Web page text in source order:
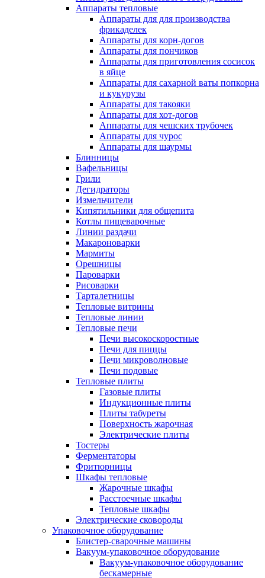
Аппараты тепловые
Аппараты для для производства
фрикаделек
Аппараты для корн-догов
Аппараты для пончиков
Аппараты для приготовления сосисок
в яйце
Аппараты для сахарной ваты попкорна
и кукурузы
Аппараты для такояки
Аппараты для хот-догов
Аппараты для чешских трубочек
Аппараты для чурос
Аппараты для шаурмы
Блинницы
Вафельницы
Грили
Дегидраторы
Измельчители
Кипятильники для общепита
Котлы пищеварочные
Линии раздачи
Макароноварки
Мармиты
Орешницы
Пароварки
Рисоварки
Тарталетницы
Тепловые витрины
Тепловые линии
Тепловые печи
Печи высокоскоростные
Печи для пиццы
Печи микроволновые
Печи подовые
Тепловые плиты
Газовые плиты
Индукционные плиты
Плиты табуреты
Поверхность жарочная
Электрические плиты
Тостеры
Ферментаторы
Фритюрницы
Шкафы тепловые
Жарочные шкафы
Расстоечные шкафы
Тепловые шкафы
Электрические сковороды
Упаковочное оборудование
Блистер-сварочные машины
Вакуум-упаковочное оборудование
Вакуум-упаковочное оборудование
беcкамерные